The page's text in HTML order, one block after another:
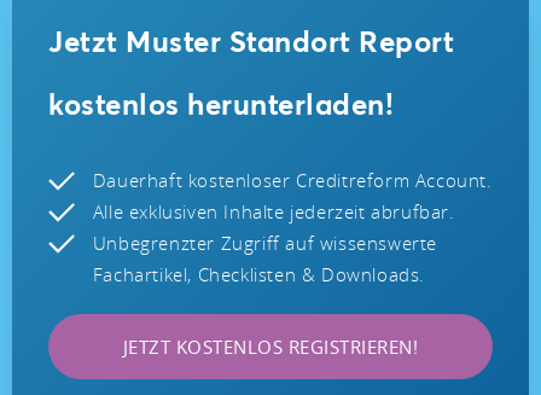
Jetzt Muster Standort Report
kostenlos herunterladen!
Dauerhaft kostenloser Creditreform Account.
Alle exklusiven Inhalte jederzeit abrufbar.
Unbegrenzter Zugriff auf wissenswerte
Fachartikel, Checklisten & Downloads.
JETZT KOSTENLOS REGISTRIEREN!